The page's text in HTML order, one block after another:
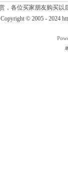
，各位买家朋友购买
Copyright © 2005 - 2024